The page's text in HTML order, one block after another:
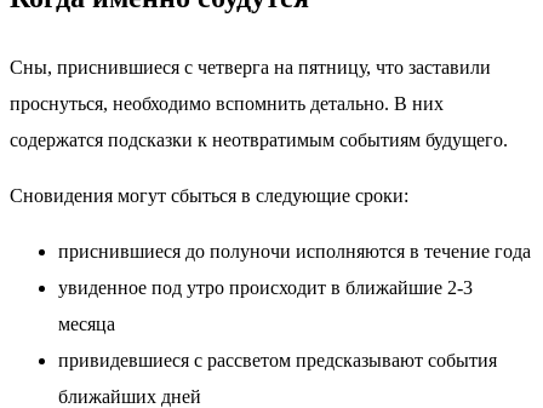
Сны, приснившиеся с четверга на пятницу, что заставили
проснуться, необходимо вспомнить детально. В них
содержатся подсказки к неотвратимым событиям будущего.
Сновидения могут сбыться в следующие сроки:
приснившиеся до полуночи исполняются в течение года
увиденное под утро происходит в ближайшие 2-3
месяца
привидевшиеся с рассветом предсказывают события
ближайших дней